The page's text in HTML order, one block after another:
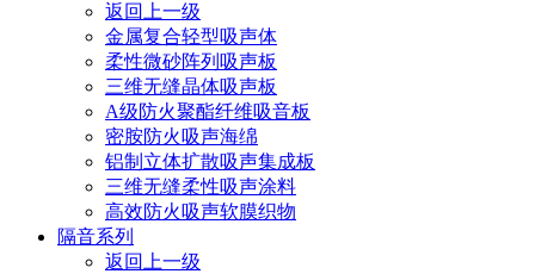
返回上一级
金属复合轻型吸声体
柔性微砂阵列吸声板
三维无缝晶体吸声板
A级防火聚酯纤维吸音板
密胺防火吸声海绵
铝制立体扩散吸声集成板
三维无缝柔性吸声涂料
高效防火吸声软膜织物
隔音系列
返回上一级